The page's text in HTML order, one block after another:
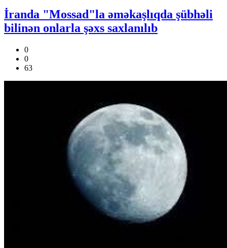
İranda "Mossad"la əməkaşlıqda şübhəli
bilinən onlarla şəxs saxlanılıb
0
0
63